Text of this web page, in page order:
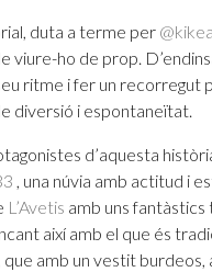
duta a terme per
viure-ho de prop.
ritme i fer un recorregut
diversió i espontaneïtat.
d’aquesta
, una núvia amb actitud i
L’Avetis amb uns
així amb el que és
, que amb un vestit burdeos,